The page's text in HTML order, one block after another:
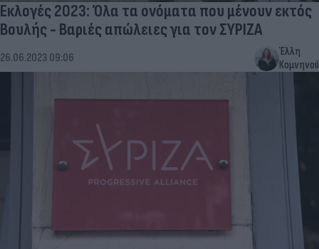
Εκλογές 2023: Όλα τα ονόματα που μένουν εκτός
Βουλής - Βαριές απώλειες για τον ΣΥΡΙΖΑ
26.06.2023 09:06
Έλλη
Κομνηνού